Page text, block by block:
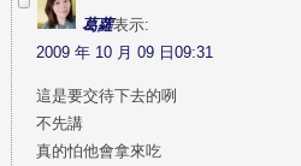
葛蘿表示:
2009 年 10 月 09 日09:31
這是要交待下去的咧
不先講
真的怕他會拿來吃